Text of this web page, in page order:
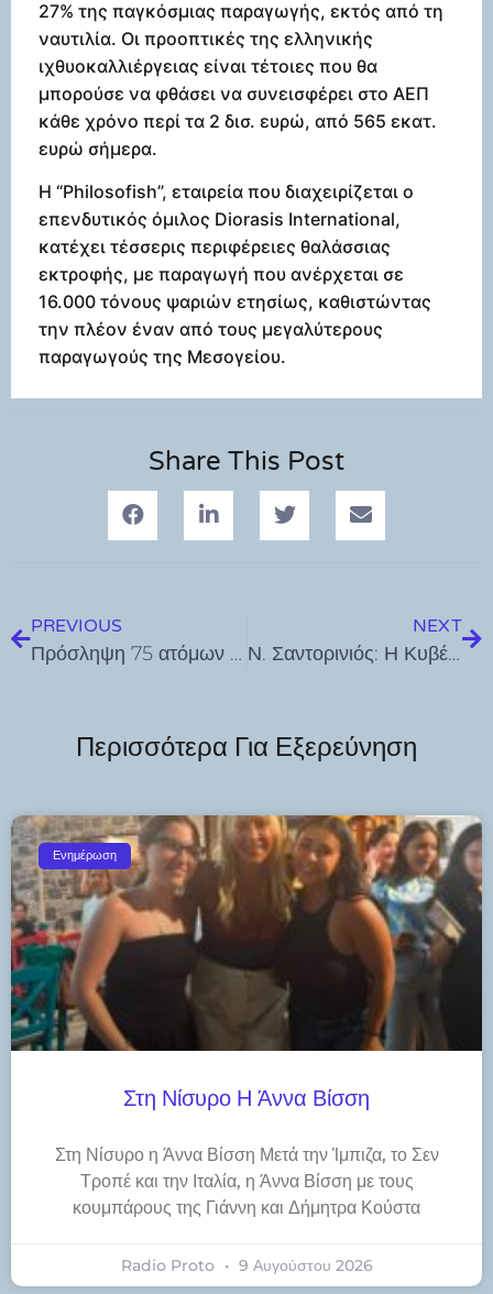
27% της παγκόσμιας παραγωγής, εκτός από τη
ναυτιλία. Οι προοπτικές της ελληνικής
ιχθυοκαλλιέργειας είναι τέτοιες που θα
μπορούσε να φθάσει να συνεισφέρει στο ΑΕΠ
κάθε χρόνο περί τα 2 δισ. ευρώ, από 565 εκατ.
ευρώ σήμερα.
Η “Philosofish”, εταιρεία που διαχειρίζεται ο
επενδυτικός όμιλος Diorasis International,
κατέχει τέσσερις περιφέρειες θαλάσσιας
εκτροφής, με παραγωγή που ανέρχεται σε
16.000 τόνους ψαριών ετησίως, καθιστώντας
την πλέον έναν από τους μεγαλύτερους
παραγωγούς της Μεσογείου.
Share This Post
PREVIOUS
Πρόσληψη 75 ατόμων στο Δήμο Κω για την κάλυψη εποχικών αναγκών
NEXT
Ν. Σαντορινιός: Η Κυβέρνησης κοροϊδεύει τους πολίτες με τη ρήτρα αναπροσαρμογής
Περισσότερα Για Εξερεύνηση
Ενημέρωση
Στη Νίσυρο Η Άννα Βίσση
Στη Νίσυρο η Άννα Βίσση Μετά την Ίμπιζα, το Σεν
Τροπέ και την Ιταλία, η Άννα Βίσση με τους
κουμπάρους της Γιάννη και Δήμητρα Κούστα
Radio Proto 9 Αυγούστου 2026